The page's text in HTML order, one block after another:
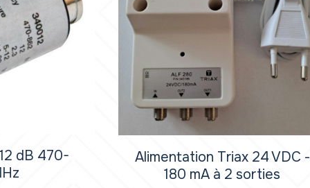
dB 470-
Alimentation Triax 24 VDC -
180 mA à 2 sorties